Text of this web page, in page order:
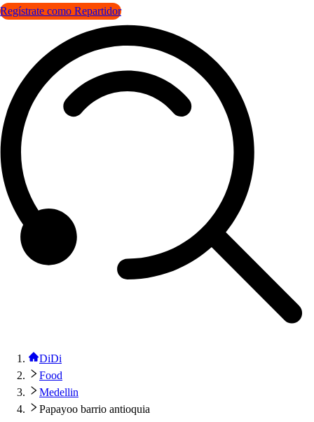
Regístrate como Repartidor
DiDi
Food
Medellin
Papayoo barrio antioquia